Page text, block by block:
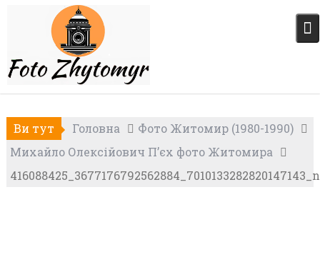
Ви тут Головна
Фото Житомир (1980-1990)
Михайло Олексійович П’єх фото Житомира